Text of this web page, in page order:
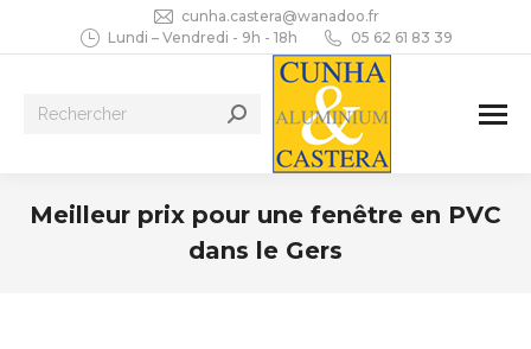
cunha.castera@wanadoo.fr
Lundi – Vendredi - 9h - 18h
05 62 61 83 39
Recherche
Meilleur prix pour une fenêtre en PVC
dans le Gers